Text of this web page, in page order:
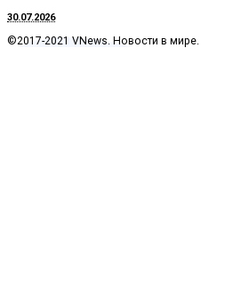
30.07.2026
©2017-2021 VNews. Новости в мире.